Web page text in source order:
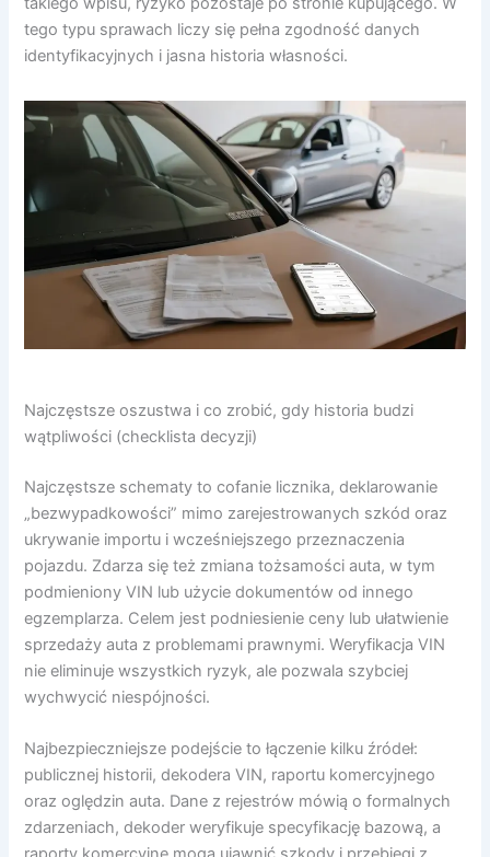
tego typu sprawach liczy się pełna zgodność danych
identyfikacyjnych i jasna historia własności.
Najczęstsze oszustwa i co zrobić, gdy historia budzi
wątpliwości (checklista decyzji)
Najczęstsze schematy to cofanie licznika, deklarowanie
„bezwypadkowości” mimo zarejestrowanych szkód oraz
ukrywanie importu i wcześniejszego przeznaczenia
pojazdu. Zdarza się też zmiana tożsamości auta, w tym
podmieniony VIN lub użycie dokumentów od innego
egzemplarza. Celem jest podniesienie ceny lub ułatwienie
sprzedaży auta z problemami prawnymi. Weryfikacja VIN
nie eliminuje wszystkich ryzyk, ale pozwala szybciej
wychwycić niespójności.
Najbezpieczniejsze podejście to łączenie kilku źródeł:
publicznej historii, dekodera VIN, raportu komercyjnego
oraz oględzin auta. Dane z rejestrów mówią o formalnych
zdarzeniach, dekoder weryfikuje specyfikację bazową, a